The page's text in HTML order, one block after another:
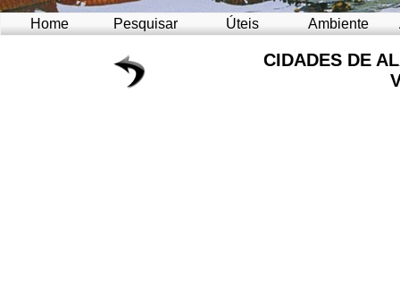
Home Pesquisar Úteis Ambiente
CIDADES DE